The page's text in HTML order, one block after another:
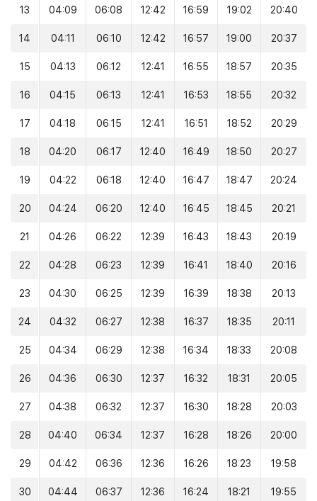
13 04:09 06:08 12:42 16:59 19:02 20:40
14 04:11 06:10 12:42 16:57 19:00 20:37
15 04:13 06:12 12:41 16:55 18:57 20:35
16 04:15 06:13 12:41 16:53 18:55 20:32
17 04:18 06:15 12:41 16:51 18:52 20:29
18 04:20 06:17 12:40 16:49 18:50 20:27
19 04:22 06:18 12:40 16:47 18:47 20:24
20 04:24 06:20 12:40 16:45 18:45 20:21
21 04:26 06:22 12:39 16:43 18:43 20:19
22 04:28 06:23 12:39 16:41 18:40 20:16
23 04:30 06:25 12:39 16:39 18:38 20:13
24 04:32 06:27 12:38 16:37 18:35 20:11
25 04:34 06:29 12:38 16:34 18:33 20:08
26 04:36 06:30 12:37 16:32 18:31 20:05
27 04:38 06:32 12:37 16:30 18:28 20:03
28 04:40 06:34 12:37 16:28 18:26 20:00
29 04:42 06:36 12:36 16:26 18:23 19:58
30 04:44 06:37 12:36 16:24 18:21 19:55